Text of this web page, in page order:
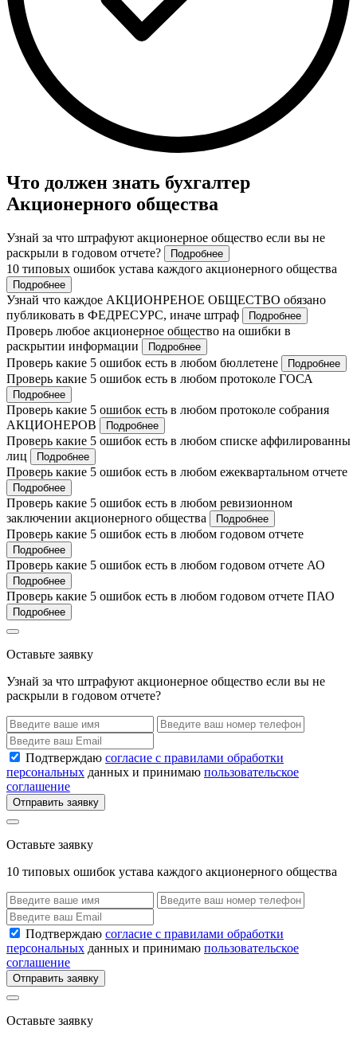
Что должен знать бухгалтер
Акционерного общества
Узнай за что штрафуют акционерное общество если вы не
раскрыли в годовом отчете?
Подробнее
10 типовых ошибок устава каждого акционерного общества
Подробнее
Узнай что каждое АКЦИОНРЕНОЕ ОБЩЕСТВО обязано
публиковать в ФЕДРЕСУРС, иначе штраф
Подробнее
Проверь любое акционерное общество на ошибки в
раскрытии информации
Подробнее
Проверь какие 5 ошибок есть в любом бюллетене Подробнее
Проверь какие 5 ошибок есть в любом протоколе ГОСА
Подробнее
Проверь какие 5 ошибок есть в любом протоколе собрания
АКЦИОНЕРОВ
Подробнее
Проверь какие 5 ошибок есть в любом списке аффилированны
лиц
Подробнее
Проверь какие 5 ошибок есть в любом ежеквартальном отчете
Подробнее
Проверь какие 5 ошибок есть в любом ревизионном
заключении акционерного общества
Подробнее
Проверь какие 5 ошибок есть в любом годовом отчете
Подробнее
Проверь какие 5 ошибок есть в любом годовом отчете АО
Подробнее
Проверь какие 5 ошибок есть в любом годовом отчете ПАО
Подробнее
Оставьте заявку
Узнай за что штрафуют акционерное общество если вы не
раскрыли в годовом отчете?
Подтверждаю согласие с правилами обработки
персональных данных и принимаю пользовательское
соглашение
Отправить заявку
Оставьте заявку
10 типовых ошибок устава каждого акционерного общества
Подтверждаю согласие с правилами обработки
персональных данных и принимаю пользовательское
соглашение
Отправить заявку
Оставьте заявку